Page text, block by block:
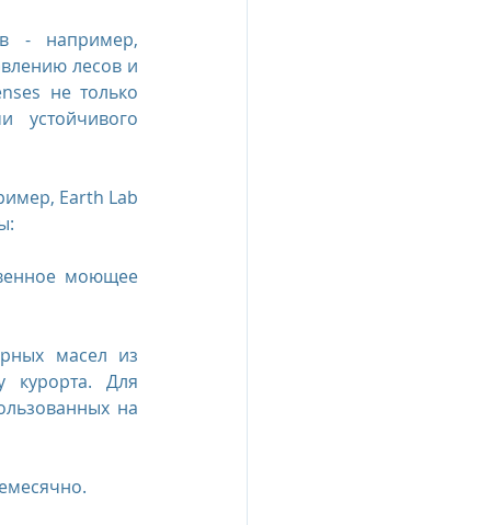
- например,
лесов и
не только
устойчивого
Earth Lab
моющее
масел из
курорта. Для
на